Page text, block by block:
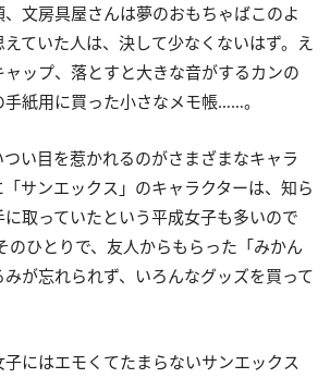
文房具屋さんは夢のおもちゃばこのよ
ていた人は、決して少なくないはず。え
ップ、落とすと大きな音がするカンの
紙用に買った小さなメモ帳……。
い目を惹かれるのがさまざまなキャラ
サンエックス」のキャラクターは、知ら
取っていたという平成女子も多いので
のひとりで、友人からもらった「みかん
が忘れられず、いろんなグッズを買って
にはエモくてたまらないサンエックス